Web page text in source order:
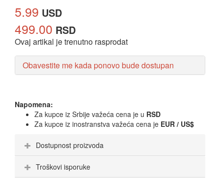
5.99 USD
499.00 RSD
Ovaj artikal je trenutno rasprodat
Obavestite me kada ponovo bude dostupan
Napomena:
Za kupce iz Srbije važeća cena je u RSD
Za kupce iz inostranstva važeća cena je EUR / US$
Dostupnost proizvoda
Troškovi isporuke